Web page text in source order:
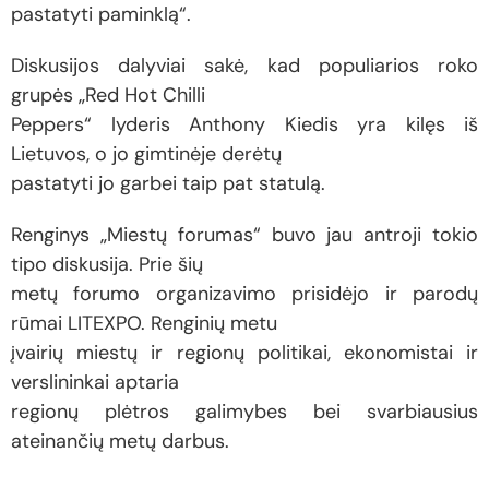
pastatyti paminklą“.
Diskusijos dalyviai sakė, kad populiarios roko
grupės „Red Hot Chilli
Peppers“ lyderis Anthony Kiedis yra kilęs iš
Lietuvos, o jo gimtinėje derėtų
pastatyti jo garbei taip pat statulą.
Renginys „Miestų forumas“ buvo jau antroji tokio
tipo diskusija. Prie šių
metų forumo organizavimo prisidėjo ir parodų
rūmai LITEXPO. Renginių metu
įvairių miestų ir regionų politikai, ekonomistai ir
verslininkai aptaria
regionų plėtros galimybes bei svarbiausius
ateinančių metų darbus.